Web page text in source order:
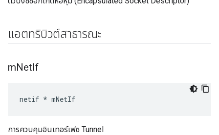
แอตทริบิวต์สาธารณะ
mNetIf
netif * mNetIf
การควบคุมอินเทอร์เฟซ Tunnel